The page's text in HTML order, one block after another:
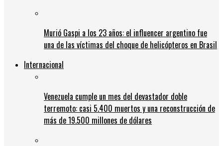
Murió Gaspi a los 23 años: el influencer argentino fue
una de las víctimas del choque de helicópteros en Brasil
Internacional
Venezuela cumple un mes del devastador doble
terremoto: casi 5.400 muertos y una reconstrucción de
más de 19.500 millones de dólares